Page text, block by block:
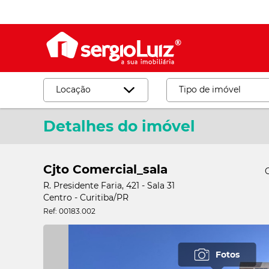
Locação
Locação
Tipo de imóvel
Cjto
Detalhes do imóvel
Cjto Comercial_sala
R. Presidente Faria, 421 - Sala 31
Centro - Curitiba/PR
Ref: 00183.002
Fotos